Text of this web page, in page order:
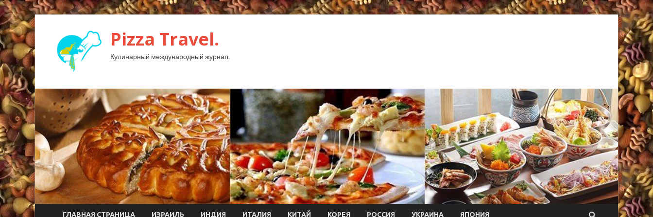
Pizza Travel.
Кулинарный международный журнал.
ГЛАВНАЯ СТРАНИЦА ИЗРАИЛЬ ИНДИЯ ИТАЛИЯ КИТАЙ КОРЕЯ РОССИЯ УКРАИНА ЯПОНИЯ